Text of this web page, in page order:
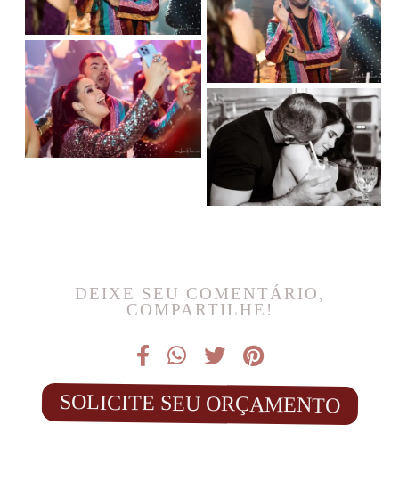
DEIXE SEU COMENTÁRIO,
COMPARTILHE!
SOLICITE SEU ORÇAMENTO